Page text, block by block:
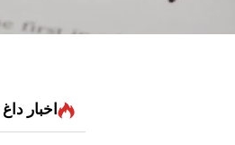
اخبار داغ